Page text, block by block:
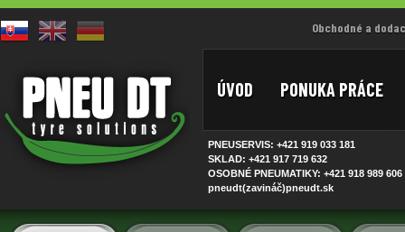
Obchodné a
ÚVOD PONUKA PRÁCE
PNEUSERVIS: +421 919 033 181
SKLAD: +421 917 719 632
OSOBNÉ PNEUMATIKY: +421 918 989 606
pneudt(zavináč)pneudt.sk